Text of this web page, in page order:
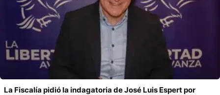
La Fiscalía pidió la indagatoria de José Luis Espert por